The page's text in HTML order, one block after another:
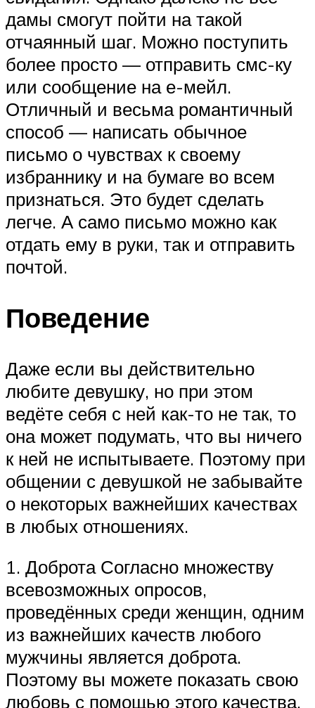
дамы смогут пойти на такой
отчаянный шаг. Можно поступить
более просто — отправить смс-ку
или сообщение на е-мейл.
Отличный и весьма романтичный
способ — написать обычное
письмо о чувствах к своему
избраннику и на бумаге во всем
признаться. Это будет сделать
легче. А само письмо можно как
отдать ему в руки, так и отправить
почтой.
Поведение
Даже если вы действительно
любите девушку, но при этом
ведёте себя с ней как-то не так, то
она может подумать, что вы ничего
к ней не испытываете. Поэтому при
общении с девушкой не забывайте
о некоторых важнейших качествах
в любых отношениях.
1. Доброта Согласно множеству
всевозможных опросов,
проведённых среди женщин, одним
из важнейших качеств любого
мужчины является доброта.
Поэтому вы можете показать свою
любовь с помощью этого качества.